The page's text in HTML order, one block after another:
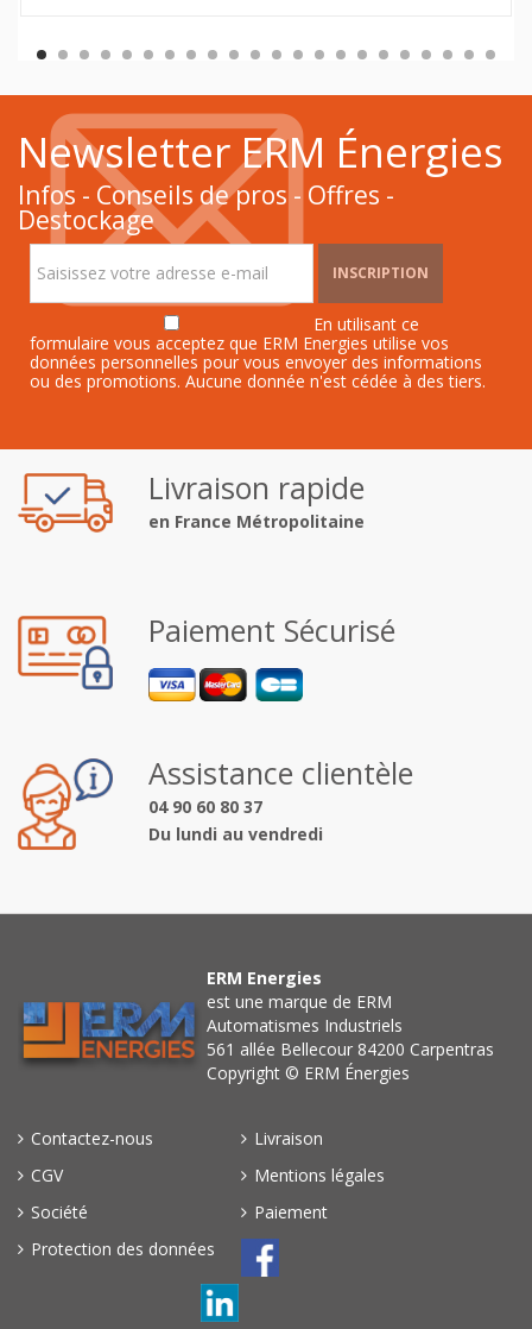
Newsletter ERM Énergies
Infos - Conseils de pros - Offres -
Destockage
INSCRIPTION
En utilisant ce
formulaire vous acceptez que ERM Energies utilise vos
données personnelles pour vous envoyer des informations
ou des promotions. Aucune donnée n'est cédée à des tiers.
Livraison rapide
en France Métropolitaine
Paiement Sécurisé
Assistance clientèle
04 90 60 80 37
Du lundi au vendredi
ERM Energies
est une marque de ERM
Automatismes Industriels
561 allée Bellecour 84200 Carpentras
Copyright © ERM Énergies
Contactez-nous
Livraison
CGV
Mentions légales
Société
Paiement
Protection des données